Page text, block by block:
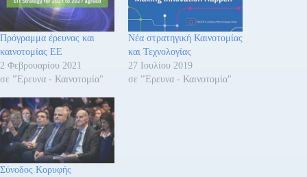
Πρόγραμμα έρευνας και
καινοτομίας ΕΕ
2 Φεβρουαρίου 2021
σε "Έρευνα - Καινοτομία"
Νέα στρατηγική Καινοτομίας
και Τεχνολογίας
27 Ιουλίου 2019
σε "Έρευνα - Καινοτομία"
Σύνοδος Κορυφής